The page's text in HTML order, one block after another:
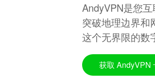
AndyVPN是您
突破地理边界和
这个无界限的数
获取 AndyVPN